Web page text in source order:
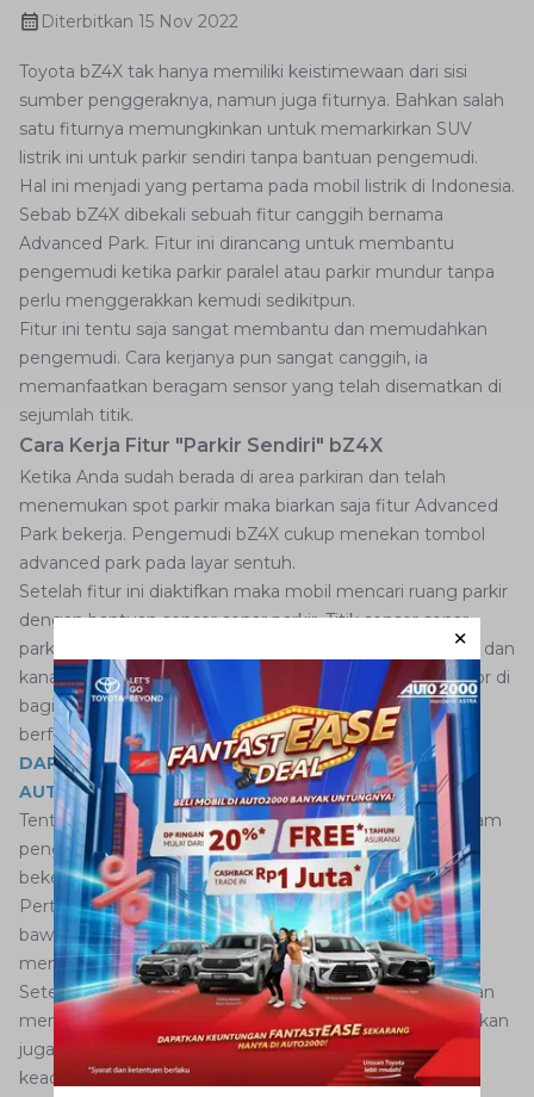
Diterbitkan 15 Nov 2022
Toyota bZ4X tak hanya memiliki keistimewaan dari sisi
sumber penggeraknya, namun juga fiturnya. Bahkan salah
satu fiturnya memungkinkan untuk memarkirkan SUV
listrik ini untuk parkir sendiri tanpa bantuan pengemudi.
Hal ini menjadi yang pertama pada mobil listrik di Indonesia.
Sebab bZ4X dibekali sebuah fitur canggih bernama
Advanced Park. Fitur ini dirancang untuk membantu
pengemudi ketika parkir paralel atau parkir mundur tanpa
perlu menggerakkan kemudi sedikitpun.
Fitur ini tentu saja sangat membantu dan memudahkan
pengemudi. Cara kerjanya pun sangat canggih, ia
memanfaatkan beragam sensor yang telah disematkan di
sejumlah titik.
Cara Kerja Fitur "Parkir Sendiri" bZ4X
Ketika Anda sudah berada di area parkiran dan telah
menemukan spot parkir maka biarkan saja fitur Advanced
Park bekerja. Pengemudi bZ4X cukup menekan tombol
advanced park pada layar sentuh.
Setelah fitur ini diaktifkan maka mobil mencari ruang parkir
dengan bantuan sensor sonar parkir. Titik sensor sonar
parkir tersebut berada di bagian fender depan belakang dan
kanan kiri. Selain itu juga dibantu oleh kamera dan sensor di
bagian bawah kaca spion untuk membantu fitur ini
berfungsi.
DAPATKAN PAKET SERVICE TERBAIK HANYA DI
AUTO2000
Tentu saja ada sejumlah hal yang perlu diperhatikan dalam
penggunaan fitur ini. Sebab fitur advanced park akan
bekerja saat sejumlah kondisi terpenuhi.
Pertama adalah kecepatan mobil yang harus berada di
bawah 10 km/jam. Sebab akan cukup berbahaya jika
mencari parkir dalam kecepatan yang cukup tinggi.
Setelah itu pengemudi juga perlu melepas pedal gas dan
menginjak pedal rem ketika memulai fitur ini. Dan pastikan
juga seatbelt alias sabuk keselamatan sudah dalam
keadaan terpasang.